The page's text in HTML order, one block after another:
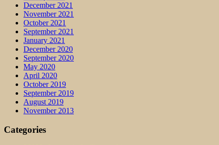
December 2021
November 2021
October 2021
September 2021
January 2021
December 2020
September 2020
May 2020
April 2020
October 2019
September 2019
August 2019
November 2013
Categories